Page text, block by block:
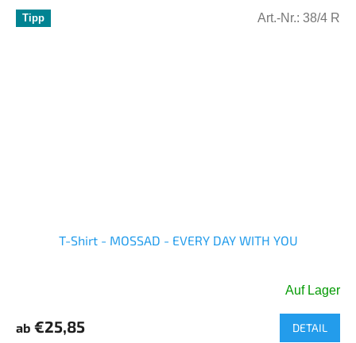
Tipp
T-Shirt - MOSSAD - EVERY DAY WITH YOU
Produktbewertung
Auf Lager
ab €25,85 DETAIL
Art.-Nr.: 38/4 R